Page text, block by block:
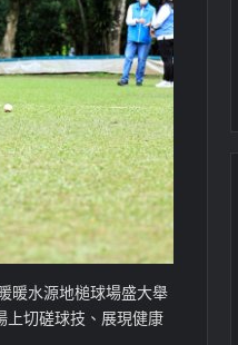
暖水源地槌球場盛大舉
上切磋球技、展現健康